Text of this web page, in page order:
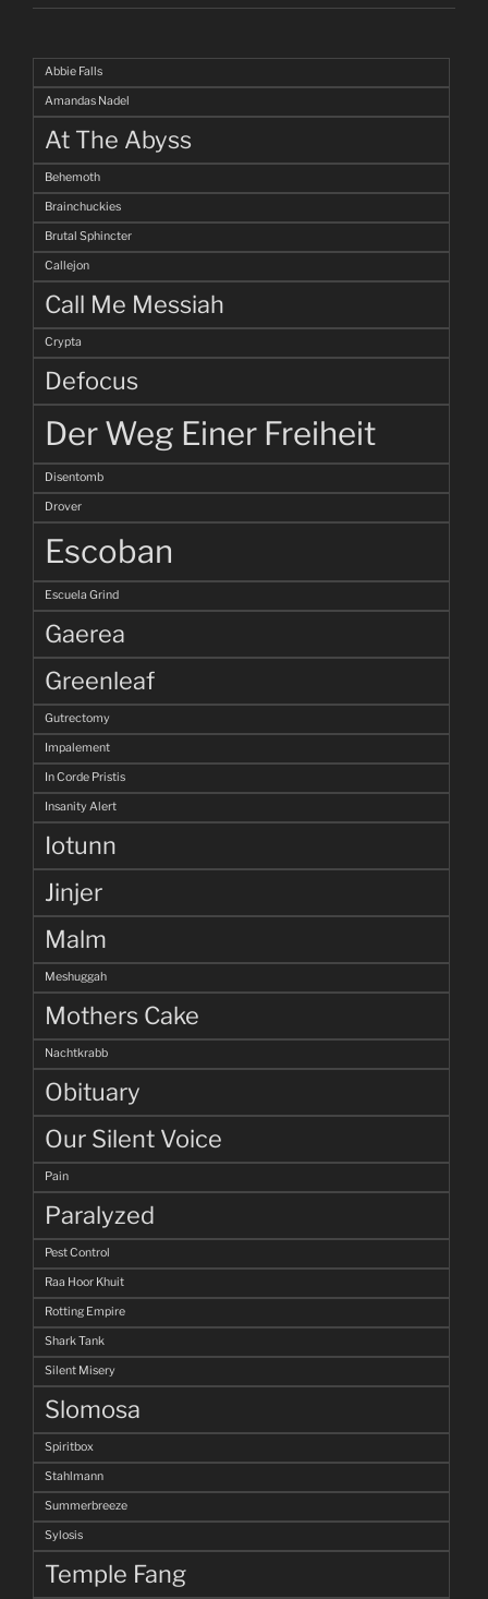
Abbie Falls
Amandas Nadel
At The Abyss
Behemoth
Brainchuckies
Brutal Sphincter
Callejon
Call Me Messiah
Crypta
Defocus
Der Weg Einer Freiheit
Disentomb
Drover
Escoban
Escuela Grind
Gaerea
Greenleaf
Gutrectomy
Impalement
In Corde Pristis
Insanity Alert
Iotunn
Jinjer
Malm
Meshuggah
Mothers Cake
Nachtkrabb
Obituary
Our Silent Voice
Pain
Paralyzed
Pest Control
Raa Hoor Khuit
Rotting Empire
Shark Tank
Silent Misery
Slomosa
Spiritbox
Stahlmann
Summerbreeze
Sylosis
Temple Fang